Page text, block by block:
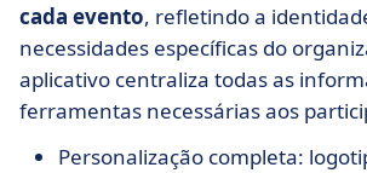
cada evento, refletindo a
necessidades específicas do
aplicativo centraliza todas as
ferramentas necessárias aos
Personalização completa: